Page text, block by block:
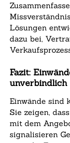
Lösungen
dazu bei,
Fazit:
unverbindlich
Einwände sind
Sie zeigen,
mit dem
signalisieren